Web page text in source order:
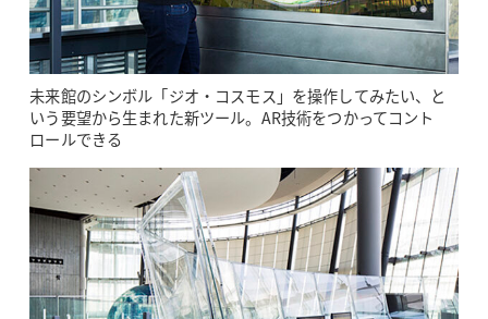
未来館のシンボル「ジオ・コスモス」を操作してみたい、と
いう要望から生まれた新ツール。AR技術をつかってコント
ロールできる